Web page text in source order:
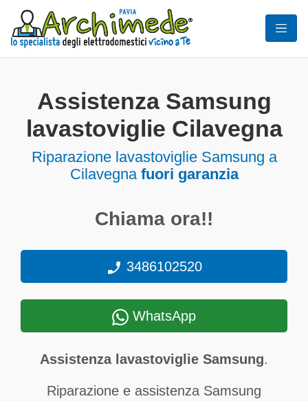
Assistenza Samsung
lavastoviglie Cilavegna
Riparazione lavastoviglie Samsung a
Cilavegna fuori garanzia
Chiama ora!!
3486102520
WhatsApp
Assistenza lavastoviglie Samsung.
Riparazione e assistenza Samsung